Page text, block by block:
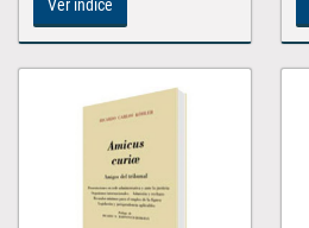
Ver índice